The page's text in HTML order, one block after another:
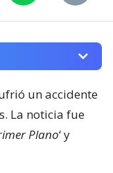
un accidente
La noticia fue
Plano‘ y